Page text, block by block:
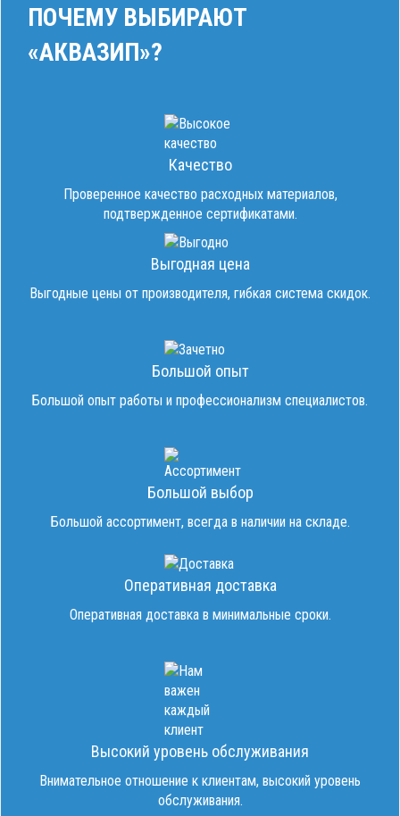
ПОЧЕМУ ВЫБИРАЮТ
«АКВАЗИП»?
Качество
Проверенное качество расходных материалов,
подтвержденное сертификатами.
Выгодная цена
Выгодные цены от производителя, гибкая система скидок.
Большой опыт
Большой опыт работы и профессионализм специалистов.
Большой выбор
Большой ассортимент, всегда в наличии на складе.
Оперативная доставка
Оперативная доставка в минимальные сроки.
Высокий уровень обслуживания
Внимательное отношение к клиентам, высокий уровень
обслуживания.